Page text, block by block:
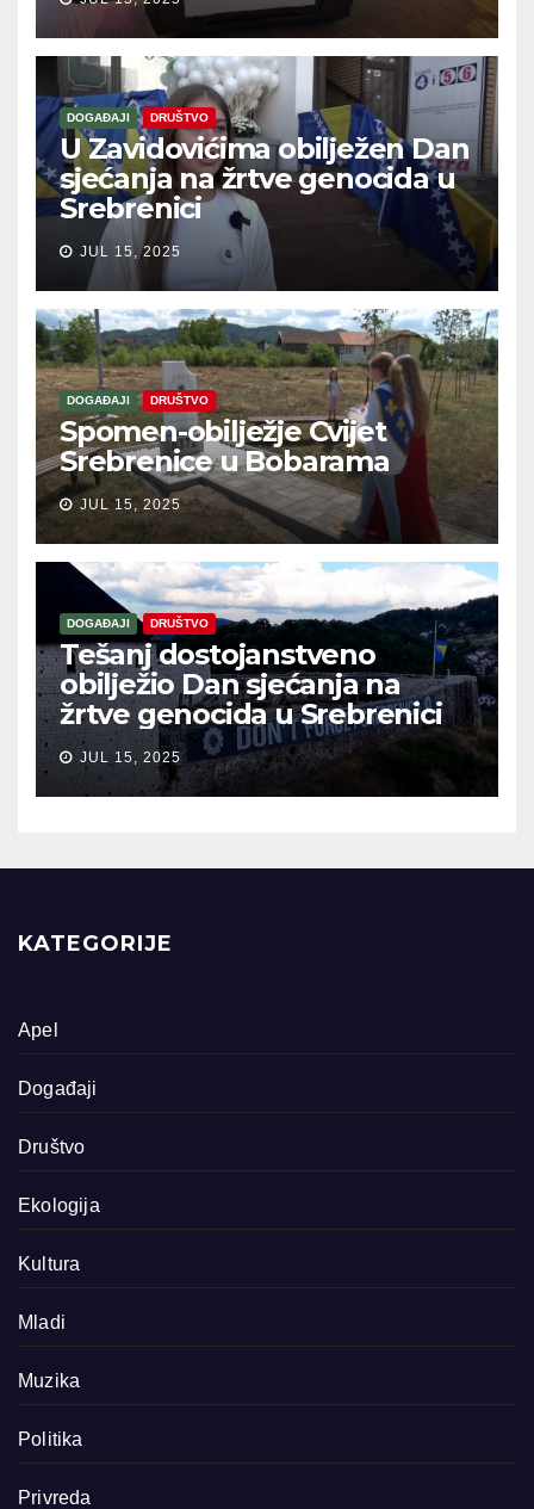
DOGAĐAJI DRUŠTVO
U Zavidovićima obilježen Dan
sjećanja na žrtve genocida u
Srebrenici
JUL 15, 2025
DOGAĐAJI DRUŠTVO
Spomen-obilježje Cvijet
Srebrenice u Bobarama
JUL 15, 2025
DOGAĐAJI DRUŠTVO
Tešanj dostojanstveno
obilježio Dan sjećanja na
žrtve genocida u Srebrenici
JUL 15, 2025
KATEGORIJE
Apel
Događaji
Društvo
Ekologija
Kultura
Mladi
Muzika
Politika
Privreda